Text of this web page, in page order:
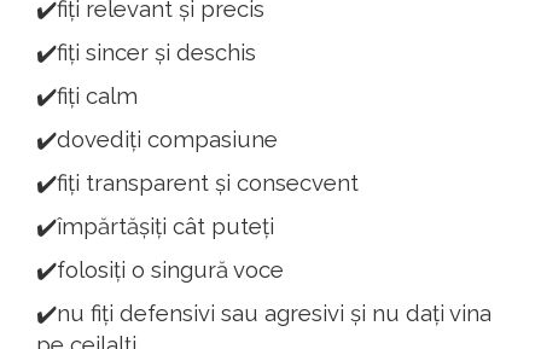
✔️fiți relevant și precis
✔️fiți sincer și deschis
✔️fiți calm
✔️dovediți compasiune
✔️fiți transparent și consecvent
✔️împărtășiți cât puteți
✔️folosiți o singură voce
✔️nu fiți defensivi sau agresivi și nu dați vina